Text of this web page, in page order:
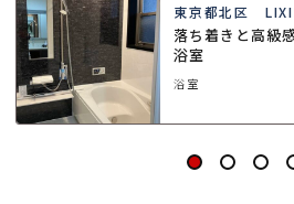
東京都北区
室リフォーム
落ち着きと高級
浴室
浴室